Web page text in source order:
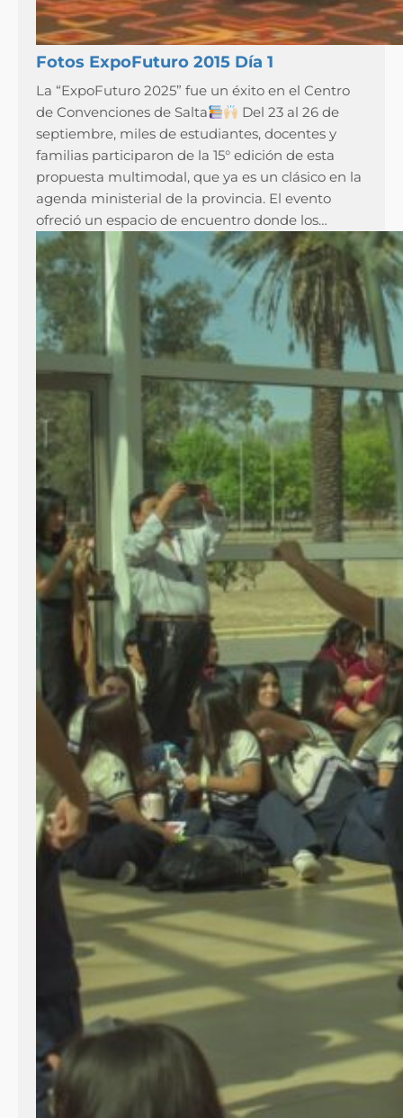
Fotos ExpoFuturo 2015 Día 1
La “ExpoFuturo 2025” fue un éxito en el Centro
de Convenciones de Salta
Del 23 al 26 de
septiembre, miles de estudiantes, docentes y
familias participaron de la 15° edición de esta
propuesta multimodal, que ya es un clásico en la
agenda ministerial de la provincia. El evento
ofreció un espacio de encuentro donde los…